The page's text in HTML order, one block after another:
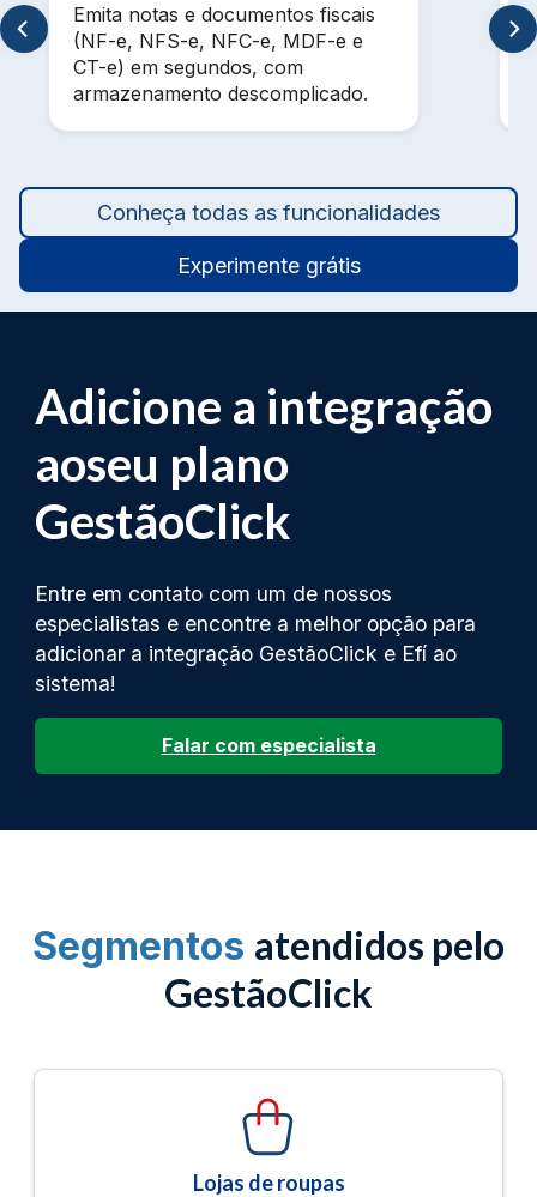
Emita notas e documentos fiscais
(NF-e, NFS-e, NFC-e, MDF-e e
CT-e) em segundos, com
armazenamento descomplicado.
Conheça todas as funcionalidades
Experimente grátis
Adicione a integração
aoseu plano
GestãoClick
Entre em contato com um de nossos
especialistas e encontre a melhor opção para
adicionar a integração GestãoClick e Efí ao
sistema!
Falar com especialista
Segmentos atendidos pelo
GestãoClick
Lojas de roupas